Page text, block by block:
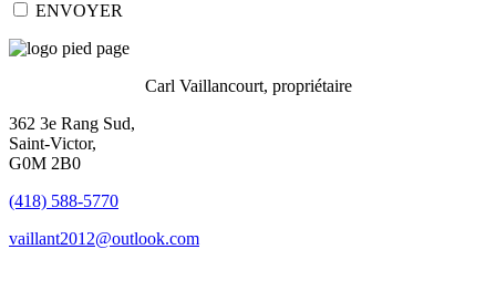
ENVOYER
Carl Vaillancourt, propriétaire
362 3e Rang Sud,
Saint-Victor,
G0M 2B0
(418) 588-5770
vaillant2012@outlook.com